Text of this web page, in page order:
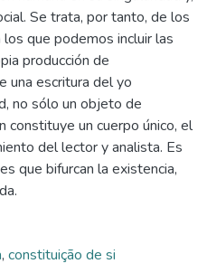
Se trata, por tanto, de los
que podemos incluir las
producción de
una escritura del yo
no sólo un objeto de
constituye un cuerpo único, el
del lector y analista. Es
que bifurcan la existencia,
, constituição de si